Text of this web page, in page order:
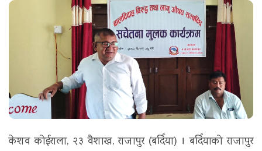
केशव कोईराला, २३ वैशाख, राजापुर (बर्दिया) । बर्दियाको राजापुर